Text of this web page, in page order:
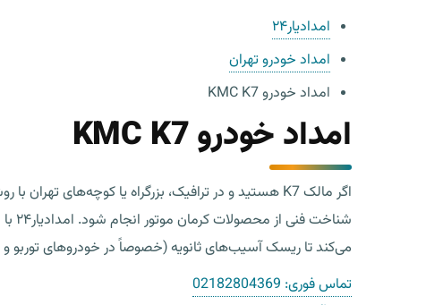
امدادیار۲۴
امداد خودرو تهران
امداد خودرو KMC K7
امداد خودرو KMC K7
اگر مالک K7 هستید و در ترافیک، بزرگراه یا کوچه‌های تهران با روشن نشدن، جوش آوردن، افت توان، یا هشدار گیربکس روبه‌رو شده‌اید،
می‌کند تا ریسک آسیب‌های ثانویه (خصوصاً در خودروهای توربو
تماس فوری: 02182804369